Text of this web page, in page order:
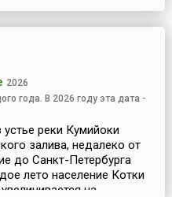
2026
года. В 2026 году эта дата -
реки Кумийоки
залива, недалеко от
до Санкт-Петербурга
лето население Котки
на...